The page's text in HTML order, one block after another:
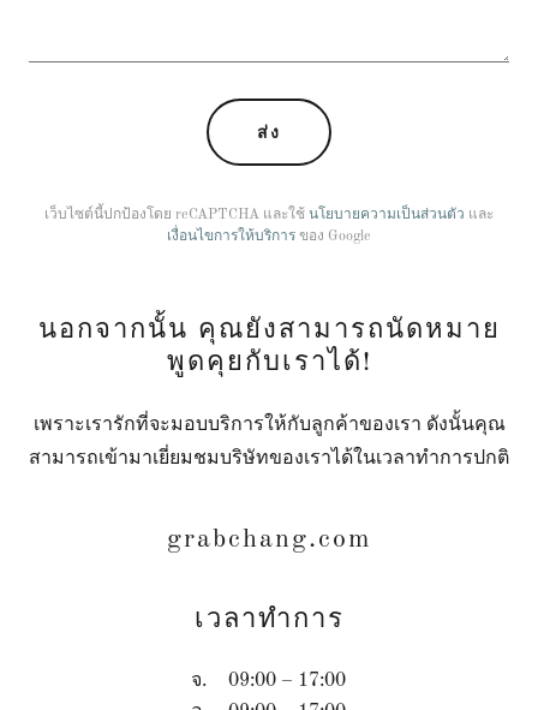
ส่ง
เว็บไซต์นี้ปกป้องโดย reCAPTCHA และใช้ นโยบายความเป็นส่วนตัว และ
เงื่อนไขการให้บริการ ของ Google
นอกจากนั้น คุณยังสามารถนัดหมาย
พูดคุยกับเราได้!
เพราะเรารักที่จะมอบบริการให้กับลูกค้าของเรา ดังนั้นคุณ
สามารถเข้ามาเยี่ยมชมบริษัทของเราได้ในเวลาทำการปกติ
grabchang.com
เวลาทำการ
จ.
09:00 – 17:00